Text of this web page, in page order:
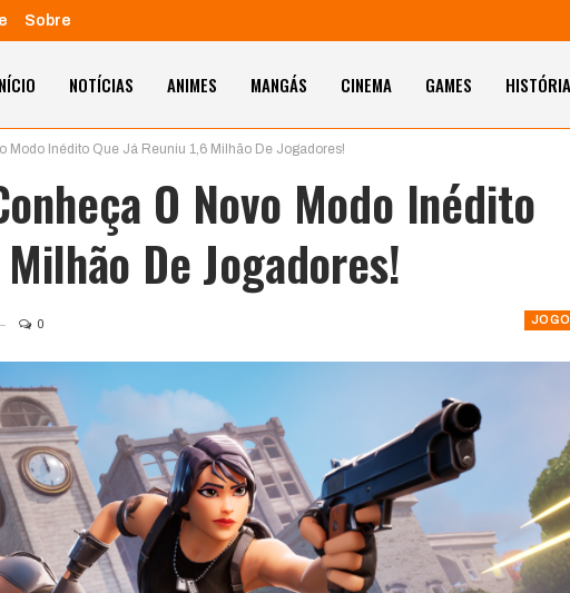
Sobre
NOTÍCIAS ANIMES MANGÁS CINEMA GAMES HISTÓRIA
Modo Inédito Que Já Reuniu 1,6 Milhão De Jogadores!
O Novo Modo Inédito
De Jogadores!
0